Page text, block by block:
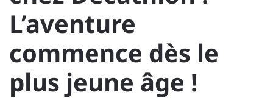
L’aventure
commence dès le
plus jeune âge !